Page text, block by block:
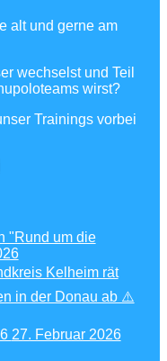
alt und gerne am
wechselst und Teil
wirst?
Trainings vorbei
"Rund um die
Kelheim rät
in der Donau ab ⚠️
27. Februar 2026